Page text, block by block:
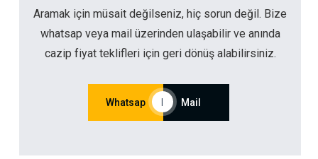
Aramak için müsait değilseniz, hiç sorun değil. Bize
whatsap veya mail üzerinden ulaşabilir ve anında
cazip fiyat teklifleri için geri dönüş alabilirsiniz.
Whatsap | Mail